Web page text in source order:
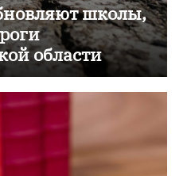
школы,
области